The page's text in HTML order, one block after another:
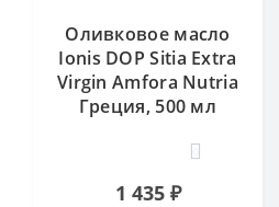
Оливковое масло
Ionis DOP Sitia Extra
Virgin Amfora Nutria
Греция, 500 мл
1 435 ₽